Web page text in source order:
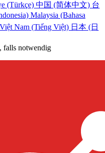
(Türkçe) 中国 (简体中文) 台
Malaysia (Bahasa
Việt Nam (Tiếng Việt) 日本 (日
falls notwendig